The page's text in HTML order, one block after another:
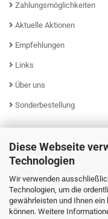
Diese Webseite
Technologien
Wir verwenden
Technologien, um die
gewährleisten und Ihnen
können. Weitere
Zahlungsmöglichkeiten
Aktuelle Aktionen
Empfehlungen
Links
Über uns
Sonderbestellung
KUNDENSERVICE
Mo - Fr von 08:00 - 16:00 Uhr